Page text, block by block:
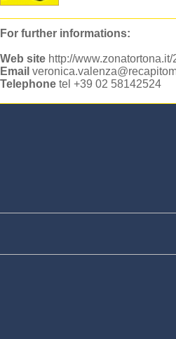
For further informations:
Web site http://
Email
Telephone tel +39 02 58142524